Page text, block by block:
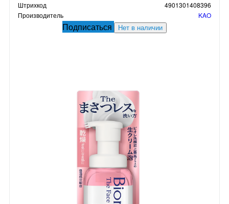
Штрихкод
4901301408396
Производитель
KAO
Подписаться Нет в наличии